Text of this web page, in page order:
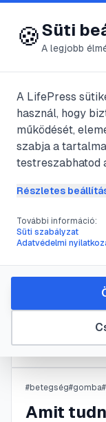
😍
📁
38cikk található
A bőr
#
Gombás
@referee•
#betegség#gomba#
Amit
🍪Süti
A legjobb
A LifePress
használ, hogy
működését,
szabja a
testreszabhatod
Részletes
További információ:
Süti szabályzat
Adatvédelmi